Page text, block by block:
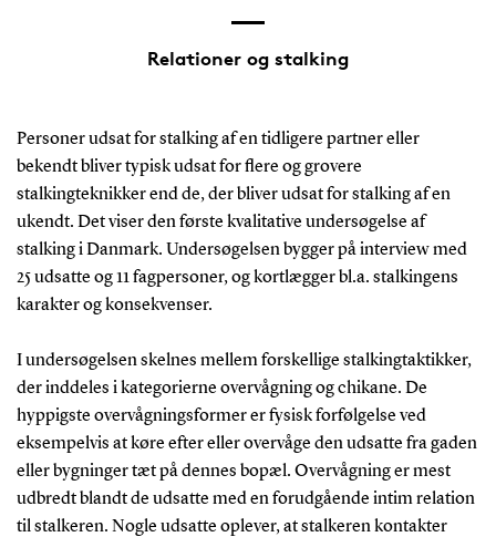
Relationer og stalking
Personer udsat for stalking af en tidligere partner eller
bekendt bliver typisk udsat for flere og grovere
stalkingteknikker end de, der bliver udsat for stalking af en
ukendt. Det viser den første kvalitative undersøgelse af
stalking i Danmark. Undersøgelsen bygger på interview med
25 udsatte og 11 fagpersoner, og kortlægger bl.a. stalkingens
karakter og konsekvenser.
I undersøgelsen skelnes mellem forskellige stalkingtaktikker,
der inddeles i kategorierne overvågning og chikane. De
hyppigste overvågningsformer er fysisk forfølgelse ved
eksempelvis at køre efter eller overvåge den udsatte fra gaden
eller bygninger tæt på dennes bopæl. Overvågning er mest
udbredt blandt de udsatte med en forudgående intim relation
til stalkeren. Nogle udsatte oplever, at stalkeren kontakter